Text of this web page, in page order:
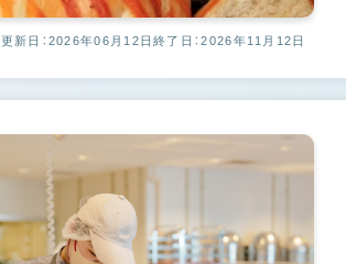
更新日：2026年06月12日終了日：2026年11月12日